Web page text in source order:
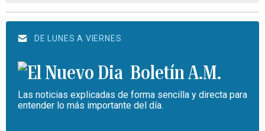
DE LUNES A VIERNES
Boletín A.M.
Las noticias explicadas de forma sencilla y directa para
entender lo más importante del día.